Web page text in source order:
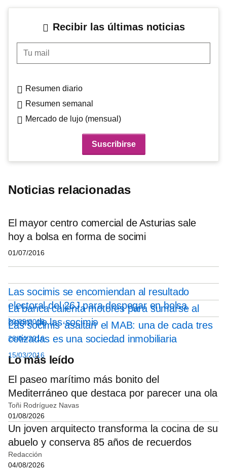
Recibir las últimas noticias
Tu mail
Resumen diario
Resumen semanal
Mercado de lujo (mensual)
Noticias relacionadas
El mayor centro comercial de Asturias sale
hoy a bolsa en forma de socimi
01/07/2016
Las socimis se encomiendan al resultado
electoral del 26J para despegar en bolsa
30/05/2016
La banca calienta motores para sumarse al
boom de las socimis
28/04/2016
Las socimis ‘asaltan’ el MAB: una de cada tres
cotizadas es una sociedad inmobiliaria
15/03/2016
Lo más leído
El paseo marítimo más bonito del
Mediterráneo que destaca por parecer una ola
Toñi Rodríguez Navas
01/08/2026
Un joven arquitecto transforma la cocina de su
abuelo y conserva 85 años de recuerdos
Redacción
04/08/2026